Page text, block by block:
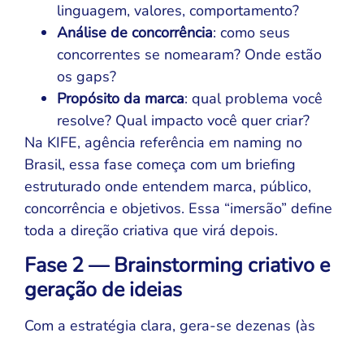
linguagem, valores, comportamento?
Análise de concorrência: como seus
concorrentes se nomearam? Onde estão
os gaps?
Propósito da marca: qual problema você
resolve? Qual impacto você quer criar?
Na KIFE, agência referência em naming no
Brasil, essa fase começa com um briefing
estruturado onde entendem marca, público,
concorrência e objetivos. Essa “imersão” define
toda a direção criativa que virá depois.
Fase 2 — Brainstorming criativo e
geração de ideias
Com a estratégia clara, gera-se dezenas (às